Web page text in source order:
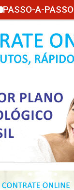
PASSO-A-PASSO